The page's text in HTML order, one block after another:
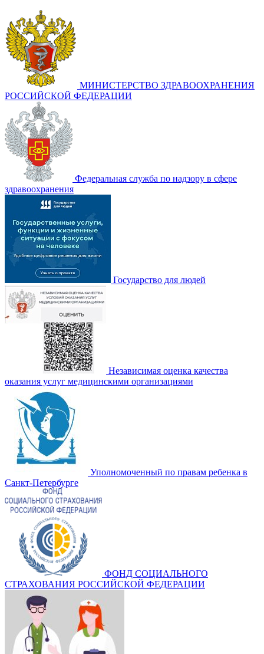
МИНИСТЕРСТВО ЗДРАВООХРАНЕНИЯ
РОССИЙСКОЙ ФЕДЕРАЦИИ
Федеральная служба по надзору в сфере
здравоохранения
Государство для людей
Независимая оценка качества
оказания услуг медицинскими организациями
Уполномоченный по правам ребенка в
Санкт-Петербурге
ФОНД СОЦИАЛЬНОГО
СТРАХОВАНИЯ РОССИЙСКОЙ ФЕДЕРАЦИИ